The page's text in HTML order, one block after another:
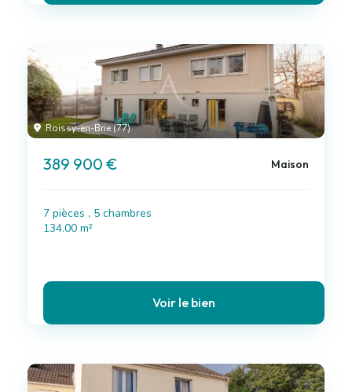
Roissy-en-Brie (77)
389 900 € Maison
7 pièces , 5 chambres
134.00 m²
Voir le bien